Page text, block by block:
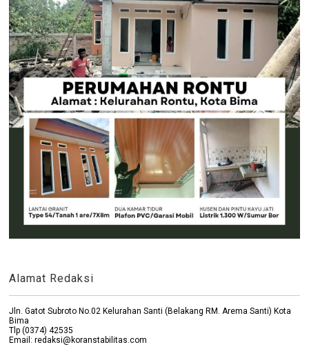
Alamat Redaksi
Jln. Gatot Subroto No.02 Kelurahan Santi (Belakang RM. Arema Santi) Kota
Bima
Tlp (0374) 42535
Email: redaksi@koranstabilitas.com